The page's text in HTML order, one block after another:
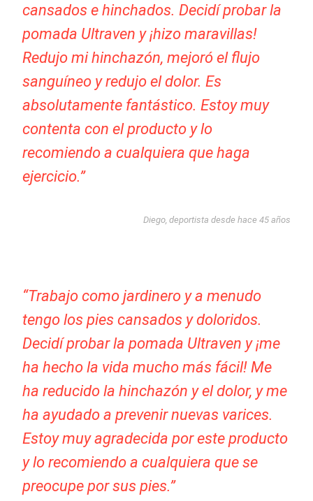
cansados e hinchados. Decidí probar la
pomada Ultraven y ¡hizo maravillas!
Redujo mi hinchazón, mejoró el flujo
sanguíneo y redujo el dolor. Es
absolutamente fantástico. Estoy muy
contenta con el producto y lo
recomiendo a cualquiera que haga
ejercicio.”
Diego, deportista desde hace 45 años
“Trabajo como jardinero y a menudo
tengo los pies cansados y doloridos.
Decidí probar la pomada Ultraven y ¡me
ha hecho la vida mucho más fácil! Me
ha reducido la hinchazón y el dolor, y me
ha ayudado a prevenir nuevas varices.
Estoy muy agradecida por este producto
y lo recomiendo a cualquiera que se
preocupe por sus pies.”